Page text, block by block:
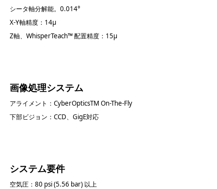
シータ軸分解能。0.014°
X-Y軸精度：14μ
Z軸、WhisperTeach™ 配置精度：15μ
画像処理システム
アライメント：CyberOpticsTM On-The-Fly
下部ビジョン：CCD、GigE対応
システム要件
空気圧：80 psi (5.56 bar) 以上